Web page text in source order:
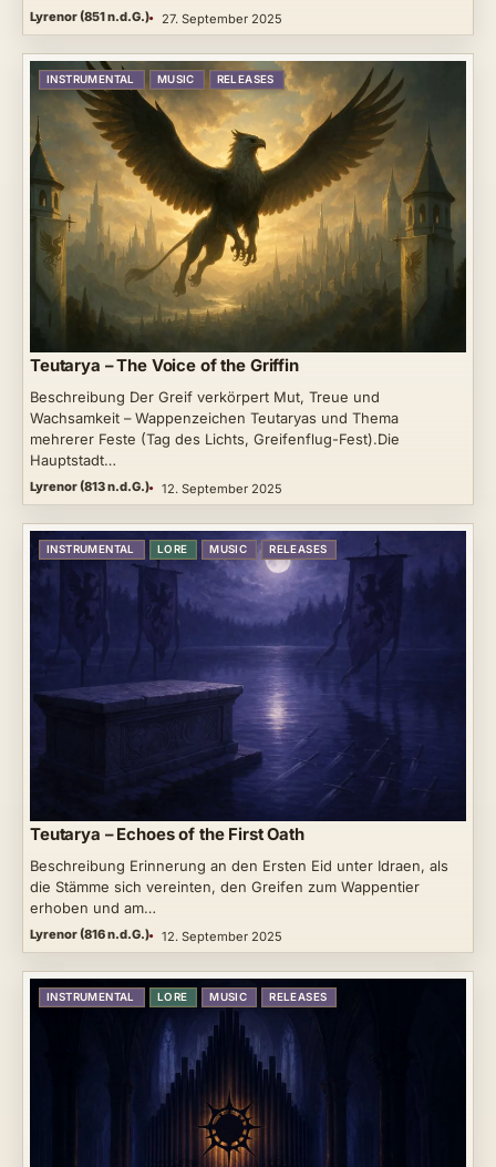
Lyrenor (851 n.d.G.) 27. September 2025
INSTRUMENTAL MUSIC RELEASES
Teutarya – The Voice of the Griffin
Beschreibung Der Greif verkörpert Mut, Treue und
Wachsamkeit – Wappenzeichen Teutaryas und Thema
mehrerer Feste (Tag des Lichts, Greifenflug-Fest).Die
Hauptstadt…
Lyrenor (813 n.d.G.) 12. September 2025
INSTRUMENTAL LORE MUSIC RELEASES
Teutarya – Echoes of the First Oath
Beschreibung Erinnerung an den Ersten Eid unter Idraen, als
die Stämme sich vereinten, den Greifen zum Wappentier
erhoben und am…
Lyrenor (816 n.d.G.) 12. September 2025
INSTRUMENTAL LORE MUSIC RELEASES